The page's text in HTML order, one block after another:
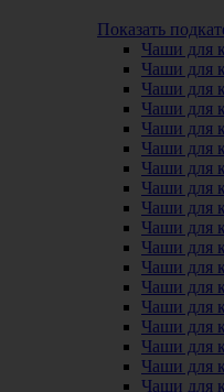
Показать
Чаши для
Чаши для
Чаши для
Чаши для
Чаши для
Чаши для
Чаши для
Чаши для
Чаши для
Чаши для
Чаши для
Чаши для
Чаши для
Чаши для
Чаши для
Чаши для
Чаши для
Чаши для